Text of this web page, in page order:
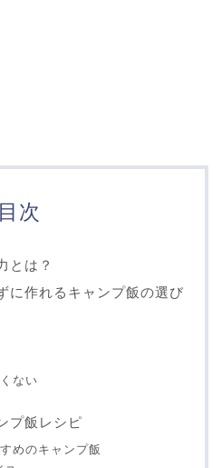
目次
とは？
に作れるキャンプ飯の選び
ない
プ飯レシピ
めのキャンプ飯